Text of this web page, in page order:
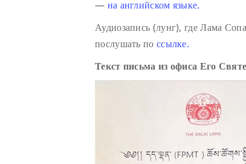
— на английском языке.
Аудиозапись (лунг), где Лама
послушать по ссылке.
Текст письма из офиса Его